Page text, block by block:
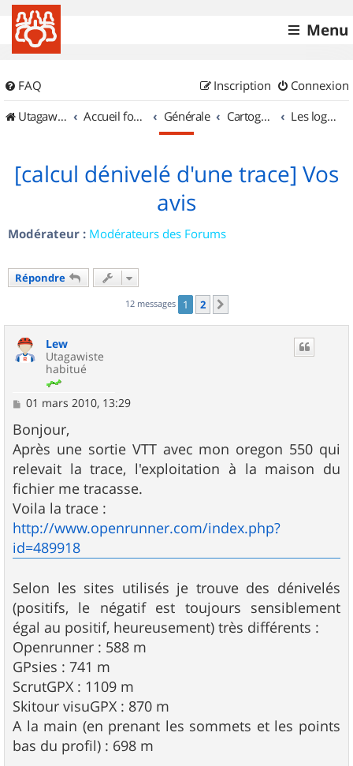
Menu
FAQ Connexion
Inscription
UtagawaVTT (Randos VTT et VTTAE avec traces GPS)
Accueil forum Générale Cartographie et GPS Les logiciels
[calcul dénivelé d'une trace] Vos
avis
Modérateur : Modérateurs des Forums
Répondre
12 messages 1 2
Lew
Utagawiste
habitué
M
s
s
a
g
e
01 mars 2010, 13:29
Bonjour,
Après une sortie VTT avec mon oregon 550 qui
relevait la trace, l'exploitation à la maison du
fichier me tracasse.
Voila la trace :
http://www.openrunner.com/index.php?
id=489918
Selon les sites utilisés je trouve des dénivelés
(positifs, le négatif est toujours sensiblement
égal au positif, heureusement) très différents :
Openrunner : 588 m
GPsies : 741 m
ScrutGPX : 1109 m
Skitour visuGPX : 870 m
A la main (en prenant les sommets et les points
bas du profil) : 698 m